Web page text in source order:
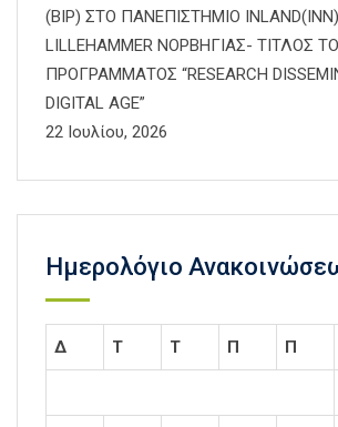
(BIP) ΣΤΟ ΠΑΝΕΠΙΣΤΗΜΙΟ
LILLEHAMMER ΝΟΡΒΗΓΙΑΣ- ΤΙΤΛΟΣ
ΠΡΟΓΡΑΜΜΑΤΟΣ “RESEARCH
DIGITAL AGE”
22 Ιουλίου, 2026
Ημερολόγιο
Δ Τ Τ Π Π